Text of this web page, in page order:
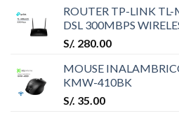
ROUTER TP-LINK TL-
DSL 300MBPS
S/. 280.00
MOUSE
KMW-410BK
S/. 35.00